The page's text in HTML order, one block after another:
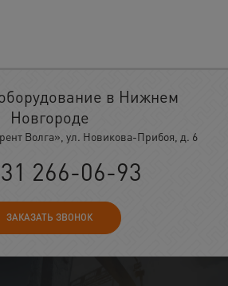
в Нижнем
Новгороде
Волга», ул. Новикова-Прибоя, д. 6
266-06-93
ЗАКАЗАТЬ ЗВОНОК